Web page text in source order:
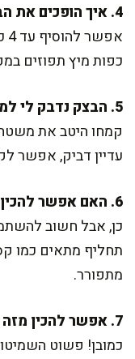
4. איך הופכים את הבצק לגרסה מתוקה יותר?
כפות מיץ תפוזים
5. הבצק נדבק לי למערוך, איך אפשר למנוע את זה?
קמחו היטב את
עדיין דביק, אפשר
6. האם אפשר להכין עם קמח ללא גלוטן?
כן, אבל חשוב
תחליף מתאים כמו
מתפורר.
7. אפשר להכין מזה בסיס לפאי מלוח?
כמובן! פשוט